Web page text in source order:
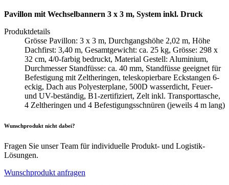
Pavillon mit Wechselbannern 3 x 3 m, System inkl. Druck
Produktdetails
Grösse Pavillon: 3 x 3 m, Durchgangshöhe 2,02 m, Höhe
Dachfirst: 3,40 m, Gesamtgewicht: ca. 25 kg, Grösse: 298 x
32 cm, 4/0-farbig bedruckt, Material Gestell: Aluminium,
Durchmesser Standfüsse: ca. 40 mm, Standfüsse geeignet für
Befestigung mit Zeltheringen, teleskopierbare Eckstangen 6-
eckig, Dach aus Polyesterplane, 500D wasserdicht, Feuer-
und UV-beständig, B1-zertifiziert, Zelt inkl. Transporttasche,
4 Zeltheringen und 4 Befestigungsschnüren (jeweils 4 m lang)
Wunschprodukt nicht dabei?
Fragen Sie unser Team für individuelle Produkt- und Logistik-
Lösungen.
Wunschprodukt anfragen